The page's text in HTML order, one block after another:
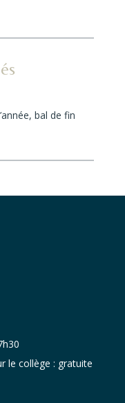
bal de fin
le collège : gratuite